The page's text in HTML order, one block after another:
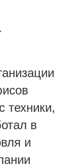
техники,
в
и